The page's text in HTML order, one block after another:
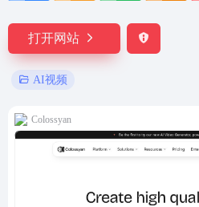
打开网站
AI视频
Colossyan